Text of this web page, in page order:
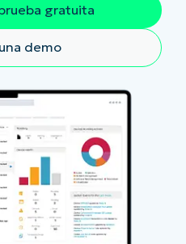
gratuita
demo